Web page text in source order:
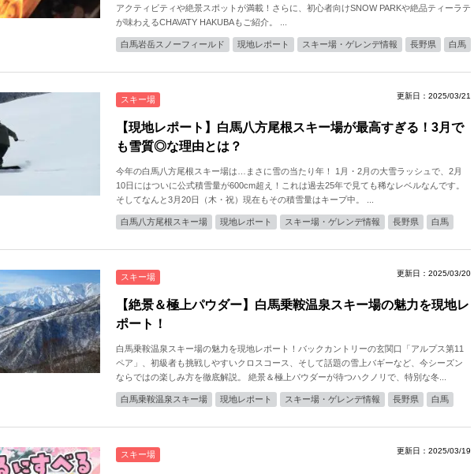
アクティビティや絶景スポットが満載！さらに、初心者向けSNOW PARKや絶品ティーラテ
が味わえるCHAVATY HAKUBAもご紹介。 ...
白馬岩岳スノーフィールド 現地レポート スキー場・ゲレンデ情報 長野県 白馬
スキー場 更新日：2025/03/21
【現地レポート】白馬八方尾根スキー場が最高すぎる！3月で
も雪質◎な理由とは？
今年の白馬八方尾根スキー場は…まさに雪の当たり年！ 1月・2月の大雪ラッシュで、2月
10日にはついに公式積雪量が600cm超え！これは過去25年で見ても稀なレベルなんです。
そしてなんと3月20日（木・祝）現在もその積雪量はキープ中。 ...
白馬八方尾根スキー場 現地レポート スキー場・ゲレンデ情報 長野県 白馬
スキー場 更新日：2025/03/20
【絶景＆極上パウダー】白馬乗鞍温泉スキー場の魅力を現地レ
ポート！
白馬乗鞍温泉スキー場の魅力を現地レポート！バックカントリーの玄関口「アルプス第11
ペア」、初級者も挑戦しやすいクロスコース、そして話題の雪上バギーなど、今シーズン
ならではの楽しみ方を徹底解説。 絶景＆極上パウダーが待つハクノリで、特別な冬...
白馬乗鞍温泉スキー場 現地レポート スキー場・ゲレンデ情報 長野県 白馬
スキー場 更新日：2025/03/19